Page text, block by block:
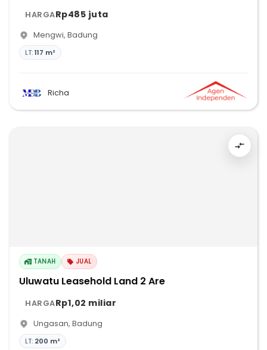
HARGARp485 juta
Mengwi, Badung
LT:117 m²
Richa
TANAH JUAL
Uluwatu Leasehold Land 2 Are
HARGARp1,02 miliar
Ungasan, Badung
LT: 200 m²